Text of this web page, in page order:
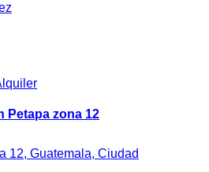
Petapa zona 12
12, Guatemala, Ciudad